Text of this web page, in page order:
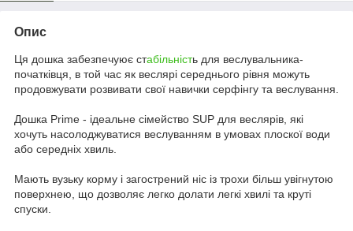
Опис
Ця дошка забезпечуює стабільність для веслувальника-
початківця, в той час як веслярі середнього рівня можуть
продовжувати розвивати свої навички серфінгу та веслування.
Дошка Prime - ідеальне сімейство SUP для веслярів, які
хочуть насолоджуватися веслуванням в умовах плоскої води
або середніх хвиль.
Мають вузьку корму і загострений ніс із трохи більш увігнутою
поверхнею, що дозволяє легко долати легкі хвилі та круті
спуски.